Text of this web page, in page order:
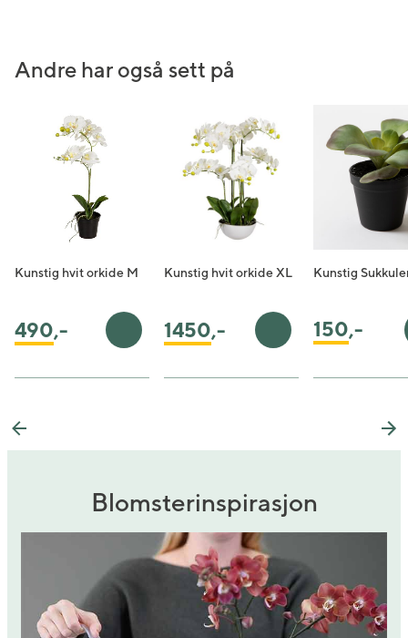
Andre har også sett på
Kunstig hvit orkide M
490,- Legg i handlekurv
Kunstig hvit orkide XL
1450,- Legg i handlekurv
Kunstig
150,-
Previous
Blomsterinspirasjon